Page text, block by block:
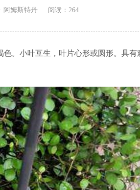
阿姆斯特丹 阅读：264
。小叶互生，叶片心形或圆形。具有